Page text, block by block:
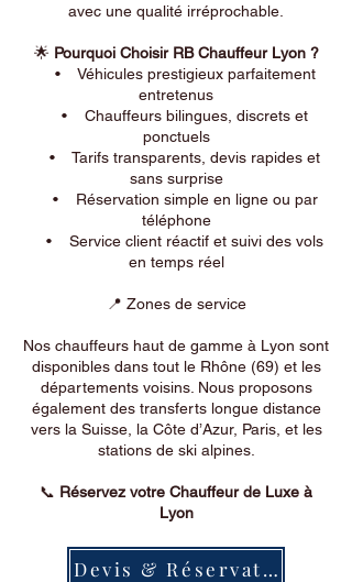
avec une qualité irréprochable.
🌟 Pourquoi Choisir RB Chauffeur Lyon ?
• Véhicules prestigieux parfaitement
entretenus
• Chauffeurs bilingues, discrets et
ponctuels
• Tarifs transparents, devis rapides et
sans surprise
• Réservation simple en ligne ou par
téléphone
• Service client réactif et suivi des vols
en temps réel
📍 Zones de service
Nos chauffeurs haut de gamme à Lyon sont
disponibles dans tout le Rhône (69) et les
départements voisins. Nous proposons
également des transferts longue distance
vers la Suisse, la Côte d’Azur, Paris, et les
stations de ski alpines.
📞 Réservez votre Chauffeur de Luxe à
Lyon
Devis & Réservation